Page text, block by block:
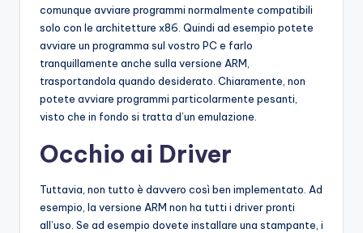
comunque avviare programmi normalmente compatibili
solo con le architetture x86. Quindi ad esempio potete
avviare un programma sul vostro PC e farlo
tranquillamente anche sulla versione ARM,
trasportandola quando desiderato. Chiaramente, non
potete avviare programmi particolarmente pesanti,
visto che in fondo si tratta d’un emulazione.
Occhio ai Driver
Tuttavia, non tutto è davvero così ben implementato. Ad
esempio, la versione ARM non ha tutti i driver pronti
all’uso. Se ad esempio dovete installare una stampante, i